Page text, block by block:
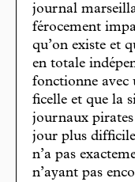
journal
férocement
qu’on existe et
en totale
fonctionne avec
ficelle et que la
journaux pirates
jour plus
n’a pas
n’ayant pas